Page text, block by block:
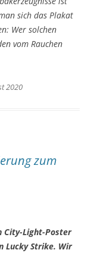
sich das Plakat
Wer solchen
vom Rauchen
2020
zum
City-Light-Poster
Lucky Strike. Wir